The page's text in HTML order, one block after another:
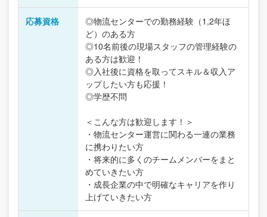
応募資格
◎物流センターでの勤務経験（1,2年ほ
ど）のある方
◎10名前後の現場スタッフの管理経験の
ある方は歓迎！
◎入社後に資格を取ってスキル＆収入ア
ップしたい方も応援！
◎学歴不問
＜こんな方は歓迎します！＞
・物流センター運営に関わる一連の業務
に携わりたい方
・将来的に多くのチームメンバーをまと
めていきたい方
・成長企業の中で明確なキャリアを作り
上げていきたい方